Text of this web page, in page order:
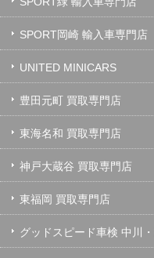
SPORT岡崎 輸入車専門店
UNITED MINICARS
豊田元町 買取専門店
東海名和 買取専門店
神戸大蔵谷 買取専門店
東福岡 買取専門店
グッドスピード車検 中川